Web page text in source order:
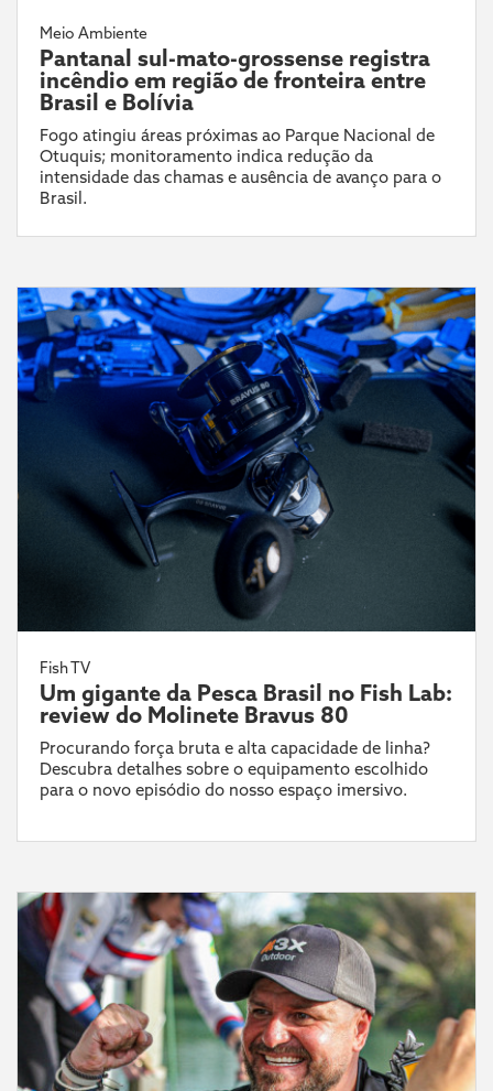
Meio Ambiente
Pantanal sul-mato-grossense registra
incêndio em região de fronteira entre
Brasil e Bolívia
Fogo atingiu áreas próximas ao Parque Nacional de
Otuquis; monitoramento indica redução da
intensidade das chamas e ausência de avanço para o
Brasil.
Fish TV
Um gigante da Pesca Brasil no Fish Lab:
review do Molinete Bravus 80
Procurando força bruta e alta capacidade de linha?
Descubra detalhes sobre o equipamento escolhido
para o novo episódio do nosso espaço imersivo.